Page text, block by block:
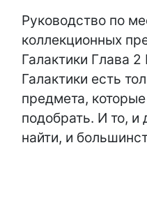
Руководство по
коллекционных
Галактики Глава
Галактики есть
предмета,
подобрать. И то, и
найти, и